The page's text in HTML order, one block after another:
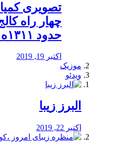
️تصویری
چهار راه
حدود ۱۳۱۱ه ش
اکتبر 19, 2019
موزیک
ویدئو
البرز زیبا
اکتبر 22, 2019